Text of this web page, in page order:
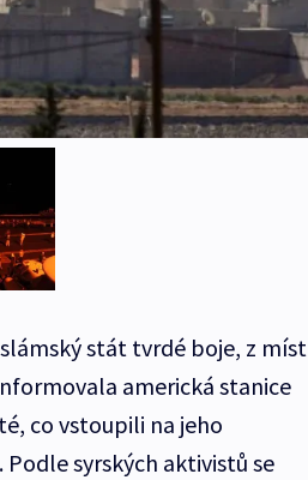
stát tvrdé boje, z míst
americká stanice
co vstoupili na jeho
syrských aktivistů se